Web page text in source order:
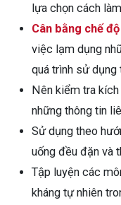
lựa chọn cách
Cân bằng chế
việc lạm dụng
quá trình sử
Nên kiểm tra
những thông tin
Sử dụng theo
uống đều đặn và
Tập luyện các
kháng tự nhiên